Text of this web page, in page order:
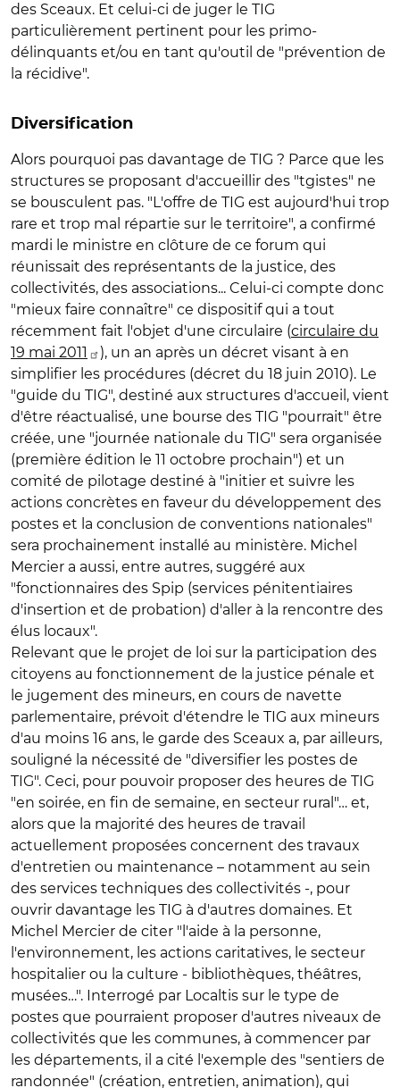
des Sceaux. Et celui-ci de juger le TIG
particulièrement pertinent pour les primo-
délinquants et/ou en tant qu'outil de "prévention de
la récidive".
Diversification
Alors pourquoi pas davantage de TIG ? Parce que les
structures se proposant d'accueillir des "tgistes" ne
se bousculent pas. "L'offre de TIG est aujourd'hui trop
rare et trop mal répartie sur le territoire", a confirmé
mardi le ministre en clôture de ce forum qui
réunissait des représentants de la justice, des
collectivités, des associations... Celui-ci compte donc
"mieux faire connaître" ce dispositif qui a tout
récemment fait l'objet d'une circulaire (circulaire du
19 mai 2011
), un an après un décret visant à en
simplifier les procédures (décret du 18 juin 2010). Le
"guide du TIG", destiné aux structures d'accueil, vient
d'être réactualisé, une bourse des TIG "pourrait" être
créée, une "journée nationale du TIG" sera organisée
(première édition le 11 octobre prochain") et un
comité de pilotage destiné à "initier et suivre les
actions concrètes en faveur du développement des
postes et la conclusion de conventions nationales"
sera prochainement installé au ministère. Michel
Mercier a aussi, entre autres, suggéré aux
"fonctionnaires des Spip (services pénitentiaires
d'insertion et de probation) d'aller à la rencontre des
élus locaux".
Relevant que le projet de loi sur la participation des
citoyens au fonctionnement de la justice pénale et
le jugement des mineurs, en cours de navette
parlementaire, prévoit d'étendre le TIG aux mineurs
d'au moins 16 ans, le garde des Sceaux a, par ailleurs,
souligné la nécessité de "diversifier les postes de
TIG". Ceci, pour pouvoir proposer des heures de TIG
"en soirée, en fin de semaine, en secteur rural"… et,
alors que la majorité des heures de travail
actuellement proposées concernent des travaux
d'entretien ou maintenance – notamment au sein
des services techniques des collectivités -, pour
ouvrir davantage les TIG à d'autres domaines. Et
Michel Mercier de citer "l'aide à la personne,
l'environnement, les actions caritatives, le secteur
hospitalier ou la culture - bibliothèques, théâtres,
musées…". Interrogé par Localtis sur le type de
postes que pourraient proposer d'autres niveaux de
collectivités que les communes, à commencer par
les départements, il a cité l'exemple des "sentiers de
randonnée" (création, entretien, animation), qui